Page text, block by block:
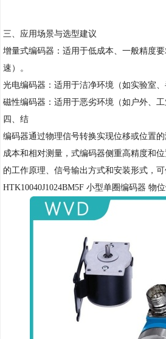
三、应用场景与选型建议
增量式编码器：适用于低成本、一般精度
速）。
光电编码器：适用于洁净环境（如实验室、
磁性编码器：适用于恶劣环境（如户外、工
四、结
编码器通过物理信号转换实现位移或位置
成本和相对测量，式编码器侧重高精度和
的工作原理、信号输出方式和安装形式，可
HTK10040J1024BM5F 小型单圈编码器 物